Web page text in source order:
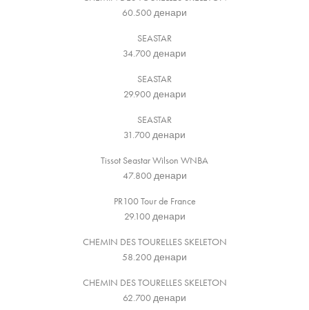
60.500денари
SEASTAR
34.700денари
SEASTAR
29.900денари
SEASTAR
31.700денари
Tissot Seastar Wilson WNBA
47.800денари
PR100 Tour de France
29.100денари
CHEMIN DES TOURELLES SKELETON
58.200денари
CHEMIN DES TOURELLES SKELETON
62.700денари